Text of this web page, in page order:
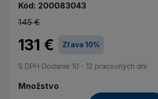
Kód: 200083043
145 €
131 € Zľava 10%
S DPH Dodanie 10 - 12 pracovných dní
Množstvo